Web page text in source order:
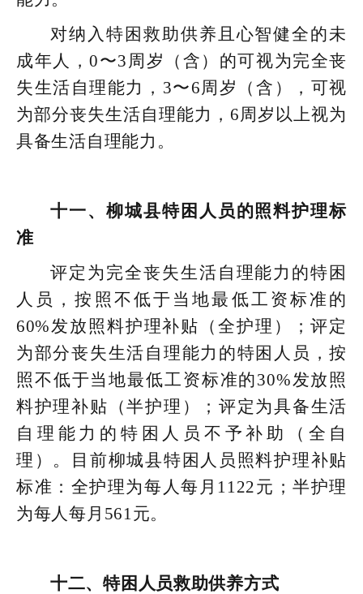
对纳入特困救助供养且心智健全的未
成年人，0〜3周岁（含）的可视为完全丧
失生活自理能力，3〜6周岁（含），可视
为部分丧失生活自理能力，6周岁以上视为
具备生活自理能力。
十一、柳城县特困人员的照料护理标
准
评定为完全丧失生活自理能力的特困
人员，按照不低于当地最低工资标准的
60%发放照料护理补贴（全护理）；评定
为部分丧失生活自理能力的特困人员，按
照不低于当地最低工资标准的30%发放照
料护理补贴（半护理）；评定为具备生活
自理能力的特困人员不予补助（全自
理）。目前柳城县特困人员照料护理补贴
标准：全护理为每人每月1122元；半护理
为每人每月561元。
十二、特困人员救助供养方式